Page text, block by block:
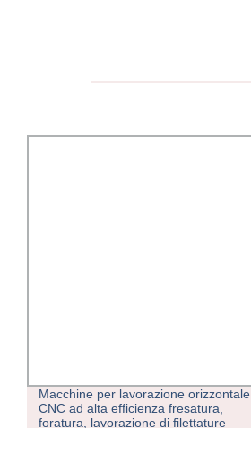
Macchine per lavorazione orizzontale
CNC ad alta efficienza fresatura,
foratura, lavorazione di filettature